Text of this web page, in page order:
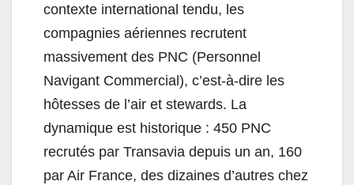
contexte international tendu, les
compagnies aériennes recrutent
massivement des PNC (Personnel
Navigant Commercial), c’est-à-dire les
hôtesses de l’air et stewards. La
dynamique est historique : 450 PNC
recrutés par Transavia depuis un an, 160
par Air France, des dizaines d’autres chez